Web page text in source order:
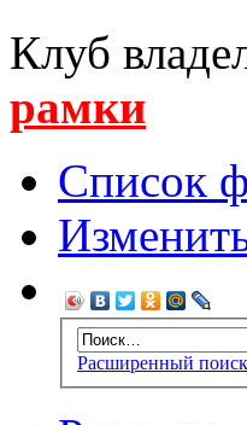
Клуб
рамки
Список
Расширенный поиск